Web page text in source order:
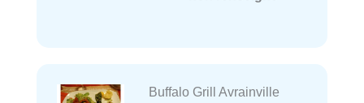
Buffalo Grill Avrainville